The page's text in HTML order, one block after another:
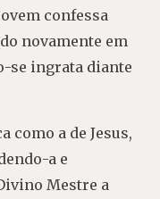
confessa
novamente em
se ingrata diante
como a de Jesus,
a e
Mestre a